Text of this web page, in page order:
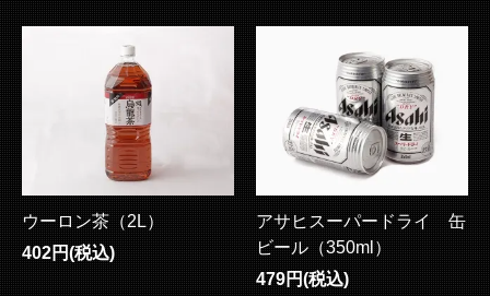
ウーロン茶（2L）
402円(税込)
アサヒスーパードライ 缶
ビール（350ml）
479円(税込)